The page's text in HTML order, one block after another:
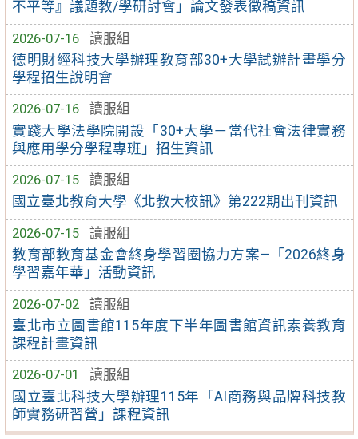
不平等』議題教/學研討會」論文發表徵稿資訊
2026-07-16
讀服組
德明財經科技大學辦理教育部30+大學試辦計畫學分
學程招生說明會
2026-07-16
讀服組
實踐大學法學院開設「30+大學－當代社會法律實務
與應用學分學程專班」招生資訊
2026-07-15
讀服組
國立臺北教育大學《北教大校訊》第222期出刊資訊
2026-07-15
讀服組
教育部教育基金會終身學習圈協力方案—「2026終身
學習嘉年華」活動資訊
2026-07-02
讀服組
臺北市立圖書館115年度下半年圖書館資訊素養教育
課程計畫資訊
2026-07-01
讀服組
國立臺北科技大學辦理115年「AI商務與品牌科技教
師實務研習營」課程資訊